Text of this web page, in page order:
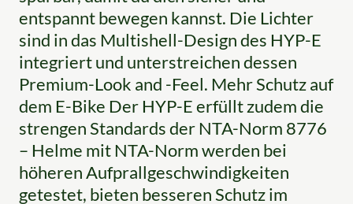
entspannt bewegen kannst. Die Lichter
sind in das Multishell-Design des HYP-E
integriert und unterstreichen dessen
Premium-Look and -Feel. Mehr Schutz auf
dem E-Bike Der HYP-E erfüllt zudem die
strengen Standards der NTA-Norm 8776
– Helme mit NTA-Norm werden bei
höheren Aufprallgeschwindigkeiten
getestet, bieten besseren Schutz im